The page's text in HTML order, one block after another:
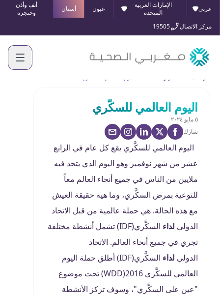
عربي
الإمارات العربية
المتحدة
عيون أسنان
أنف وأذن
وحنجرة
مركز الاتصال
19505
اليوم العالمي للسكَّري
٥ مايو ٢٠٢٤
شارك
اليوم العالمي للسكَّري يقع كل عام في الرابع
عشر من شهر نوفمبر وهو اليوم الذي يتحد فيه
ملايين من الناس في جميع أنحاء العالم معاً
للتوعية بمرض السكَّري، وما هية حقيقة العيش
مع هذه الحالة. هي حملة عالمية من قبل الاتحاد
الدولي لداء
السكَّري(IDF) تشمل أنشطة مختلفة
تجري في جميع أنحاء العالم. الاتحاد
الدولي لداء
السكَّري(IDF) أطلق حملة اليوم
العالمي للسكَّري 2016(WDD) تحت موضوع
"عين على السكَّري"، وسوف تركز الأنشطة